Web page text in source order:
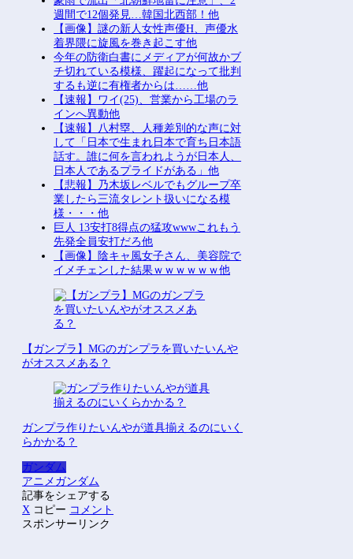
週間で12個発見…韓国北西部！他
【画像】謎の新人女性声優H、声優水
着界隈に旋風を巻き起こす他
今年の防衛白書にメディアが何故かブ
チ切れている模様、躍起になって批判
するも逆に有権者からは……他
【速報】ワイ(25)、営業から工場のラ
インへ異動他
【速報】八村塁、人種差別的な声に対
して「日本で生まれ日本で育ち日本語
話す。誰に何を言われようが日本人、
日本人であるプライドがある」他
【悲報】乃木坂レベルでもグループ卒
業したら三流タレント扱いになる模
様・・・他
巨人 13安打8得点の猛攻wwwこれもう
先発全員安打だろ他
【画像】陰キャ風女子さん、美容院で
イメチェンした結果ｗｗｗｗｗｗ他
【ガンプラ】MGのガンプラを買いたいんや
がオススメある？
ガンプラ作りたいんやが道具揃えるのにいく
らかかる？
ガンダム
アニメ ガンダム
記事をシェアする
X コピー コメント
スポンサーリンク